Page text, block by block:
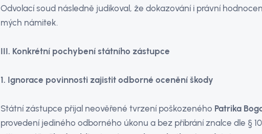
Odvolací soud následně judikoval, že dokazování i právní
mých námitek.
III. Konkrétní pochybení státního zástupce
1. Ignorace povinnosti zajistit odborné ocenění škody
Státní zástupce přijal neověřené tvrzení poškozeného Patrika
provedení jediného odborného úkonu a bez přibrání znalce dle §